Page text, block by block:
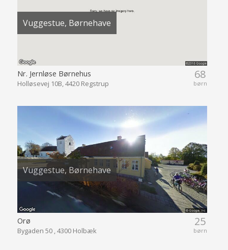
Vuggestue, Børnehave
68
børn
Nr. Jernløse Børnehus
Holløsevej 10B, 4420 Regstrup
Vuggestue, Børnehave
25
børn
Orø
Bygaden 50 , 4300 Holbæk